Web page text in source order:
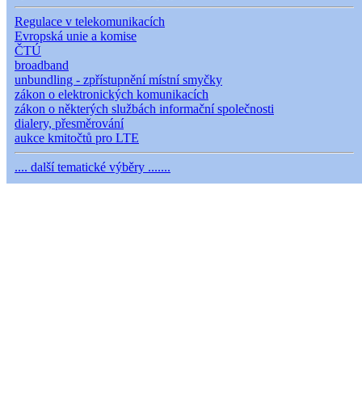
Regulace v telekomunikacích
Evropská unie a komise
ČTÚ
broadband
unbundling - zpřístupnění místní smyčky
zákon o elektronických komunikacích
zákon o některých službách informační společnosti
dialery, přesměrování
aukce kmitočtů pro LTE
.... další tematické výběry .......